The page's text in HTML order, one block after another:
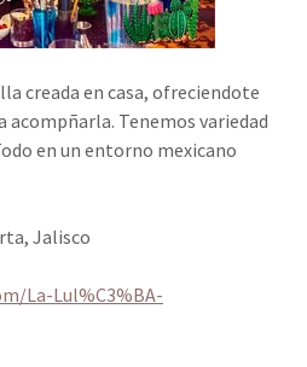
creada en casa, ofreciendote
Tenemos variedad
en un entorno mexicano
Jalisco
La-Lul%C3%BA-